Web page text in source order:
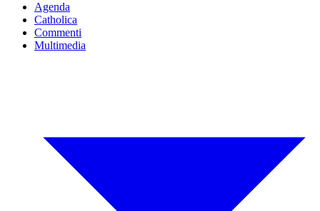
Agenda
Catholica
Commenti
Multimedia